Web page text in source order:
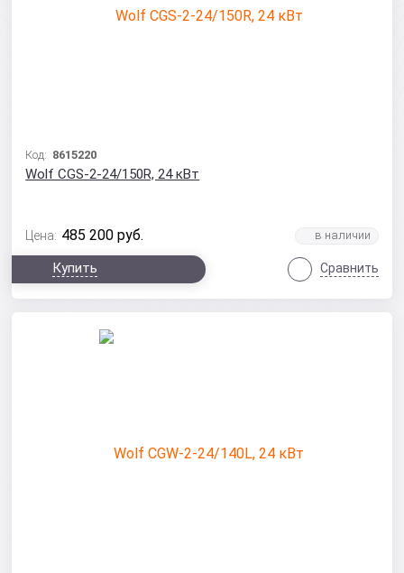
Код: 8615220
Wolf CGS-2-24/150R, 24 кВт
Цена: 485 200 руб.
Купить Сравнить